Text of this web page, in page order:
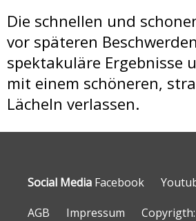
Die schnellen und
vor späteren
spektakuläre Ergebnisse
mit einem schöneren,
Lächeln verlassen.
Social Media Facebook
AGB
Impressum